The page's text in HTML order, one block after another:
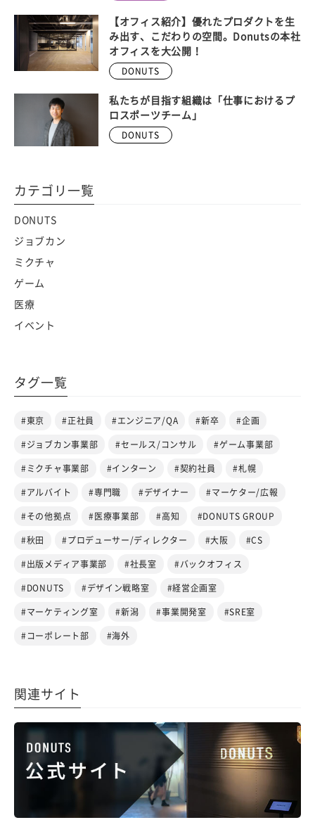
【オフィス紹介】優れたプロダクトを生
み出す、こだわりの空間。Donutsの本社
オフィスを大公開！
DONUTS
私たちが目指す組織は「仕事におけるプ
ロスポーツチーム」
DONUTS
カテゴリ一覧
DONUTS
ジョブカン
ミクチャ
ゲーム
医療
イベント
タグ一覧
#東京 #正社員 #エンジニア/QA #新卒 #企画
#ジョブカン事業部 #セールス/コンサル #ゲーム事業部
#ミクチャ事業部 #インターン #契約社員 #札幌
#アルバイト #専門職 #デザイナー #マーケター/広報
#その他拠点 #医療事業部 #高知 #DONUTS GROUP
#秋田 #プロデューサー/ディレクター #大阪 #CS
#出版メディア事業部 #社長室 #バックオフィス
#DONUTS #デザイン戦略室 #経営企画室
#マーケティング室 #新潟 #事業開発室 #SRE室
#コーポレート部 #海外
関連サイト